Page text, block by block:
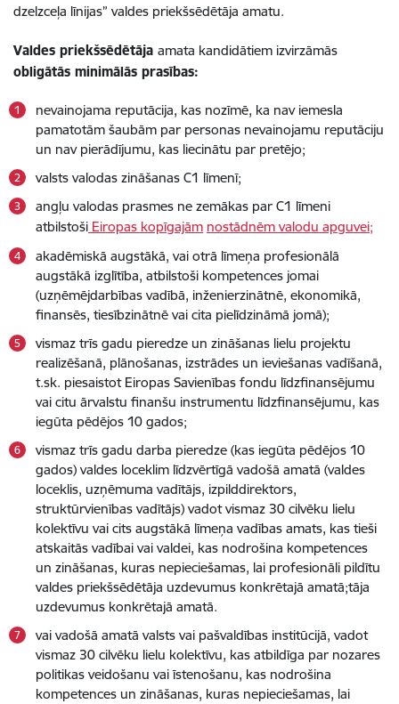
dzelzceļa līnijas” valdes priekšsēdētāja amatu.
Valdes priekšsēdētāja amata kandidātiem izvirzāmās
obligātās minimālās prasības:
nevainojama reputācija, kas nozīmē, ka nav iemesla
pamatotām šaubām par personas nevainojamu reputāciju
un nav pierādījumu, kas liecinātu par pretējo;
valsts valodas zināšanas C1 līmenī;
angļu valodas prasmes ne zemākas par C1 līmeni
atbilstoši Eiropas kopīgajām nostādnēm valodu apguvei;
akadēmiskā augstākā, vai otrā līmeņa profesionālā
augstākā izglītība, atbilstoši kompetences jomai
(uzņēmējdarbības vadībā, inženierzinātnē, ekonomikā,
finansēs, tiesībzinātnē vai cita pielīdzināmā jomā);
vismaz trīs gadu pieredze un zināšanas lielu projektu
realizēšanā, plānošanas, izstrādes un ieviešanas vadīšanā,
t.sk. piesaistot Eiropas Savienības fondu līdzfinansējumu
vai citu ārvalstu finanšu instrumentu līdzfinansējumu, kas
iegūta pēdējos 10 gados;
vismaz trīs gadu darba pieredze (kas iegūta pēdējos 10
gados) valdes loceklim līdzvērtīgā vadošā amatā (valdes
loceklis, uzņēmuma vadītājs, izpilddirektors,
struktūrvienības vadītājs) vadot vismaz 30 cilvēku lielu
kolektīvu vai cits augstākā līmeņa vadības amats, kas tieši
atskaitās vadībai vai valdei, kas nodrošina kompetences
un zināšanas, kuras nepieciešamas, lai profesionāli pildītu
valdes priekšsēdētāja uzdevumus konkrētajā amatā;tāja
uzdevumus konkrētajā amatā.
vai vadošā amatā valsts vai pašvaldības institūcijā, vadot
vismaz 30 cilvēku lielu kolektīvu, kas atbildīga par nozares
politikas veidošanu vai īstenošanu, kas nodrošina
kompetences un zināšanas, kuras nepieciešamas, lai